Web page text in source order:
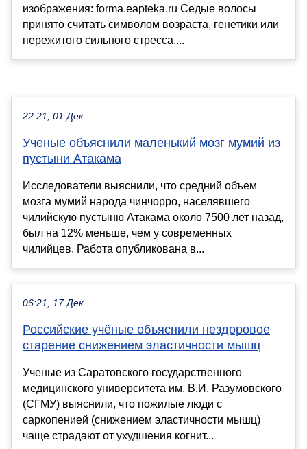
изображения: forma.eapteka.ru Седые волосы
принято считать символом возраста, генетики или
пережитого сильного стресса....
22:21, 01 Дек
Ученые объяснили маленький мозг мумий из
пустыни Атакама
Исследователи выяснили, что средний объем
мозга мумий народа чинчорро, населявшего
чилийскую пустыню Атакама около 7500 лет назад,
был на 12% меньше, чем у современных
чилийцев. Работа опубликована в...
06:21, 17 Дек
Российские учёные объяснили нездоровое
старение снижением эластичности мышц
Ученые из Саратовского государственного
медицинского университета им. В.И. Разумовского
(СГМУ) выяснили, что пожилые люди с
саркопенией (снижением эластичности мышц)
чаще страдают от ухудшения когнит...